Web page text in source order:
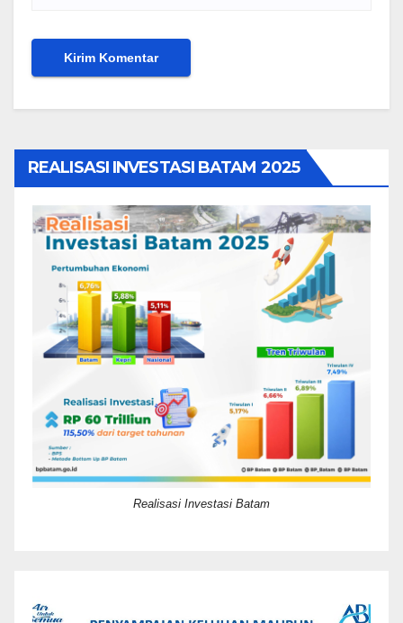
REALISASI INVESTASI BATAM 2025
Realisasi Investasi Batam